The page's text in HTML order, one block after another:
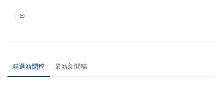
精選新聞稿 最新新聞稿